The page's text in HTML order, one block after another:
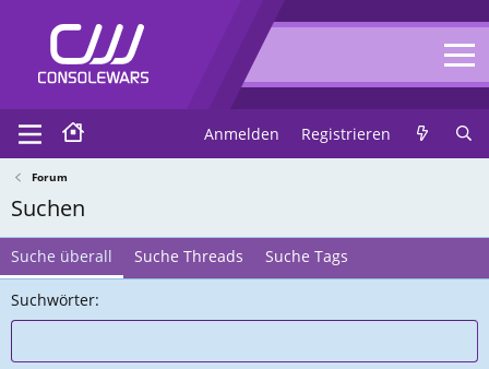
Anmelden Registrieren
Forum
Suchen
Suche überall Suche Threads Suche Tags
Suchwörter